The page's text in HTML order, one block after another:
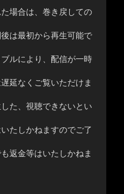
場合は、巻き戻しての
は最初から再生可能で
ルにより、配信が一時
延なくご覧いただけま
た、視聴できないとい
たしかねますのでご了
返金等はいたしかねま